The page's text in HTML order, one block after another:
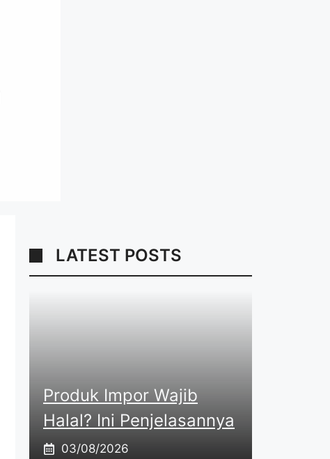
LATEST POSTS
Produk Impor Wajib
Halal? Ini Penjelasannya
03/08/2026